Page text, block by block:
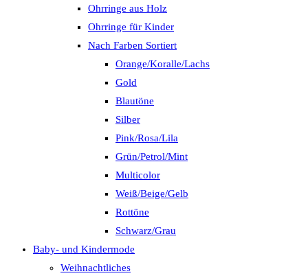
Ohrringe aus Holz
Ohrringe für Kinder
Nach Farben Sortiert
Orange/Koralle/Lachs
Gold
Blautöne
Silber
Pink/Rosa/Lila
Grün/Petrol/Mint
Multicolor
Weiß/Beige/Gelb
Rottöne
Schwarz/Grau
Baby- und Kindermode
Weihnachtliches